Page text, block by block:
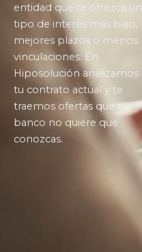
entidad que te ofrezca un
tipo de interés más bajo,
mejores plazos o menos
vinculaciones. En
Hiposolución analizamos
tu contrato actual y te
traemos ofertas que tu
banco no quiere que
conozcas.